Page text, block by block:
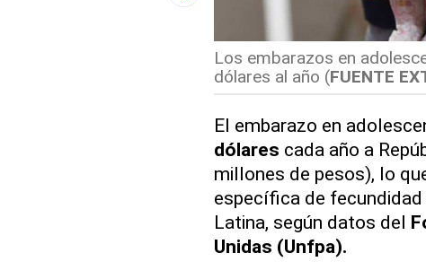
Los embarazos en
dólares al año (FUENTE
El embarazo en
dólares cada año a
millones de pesos), lo
específica de
Latina, según datos del
Unidas (Unfpa).